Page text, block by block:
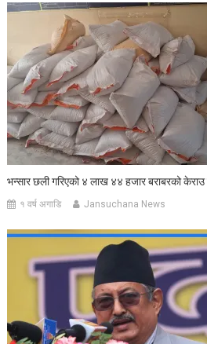
भन्सार छली गरिएको ४ लाख ४४ हजार बराबरको केराउ
१ वर्ष अगाडि Jansuchana News